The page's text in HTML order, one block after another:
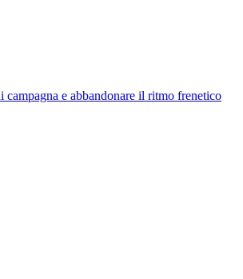
e abbandonare il ritmo frenetico